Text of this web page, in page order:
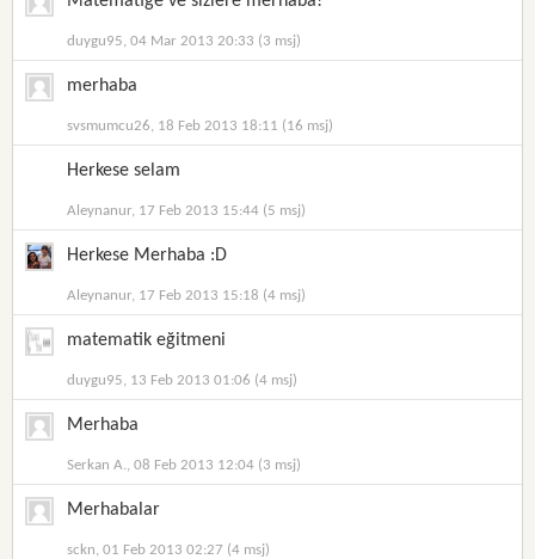
duygu95, 04 Mar 2013 20:33 (3 msj)
merhaba
svsmumcu26, 18 Feb 2013 18:11 (16 msj)
Herkese selam
Aleynanur, 17 Feb 2013 15:44 (5 msj)
Herkese Merhaba :D
Aleynanur, 17 Feb 2013 15:18 (4 msj)
matematik eğitmeni
duygu95, 13 Feb 2013 01:06 (4 msj)
Merhaba
Serkan A., 08 Feb 2013 12:04 (3 msj)
Merhabalar
sckn, 01 Feb 2013 02:27 (4 msj)